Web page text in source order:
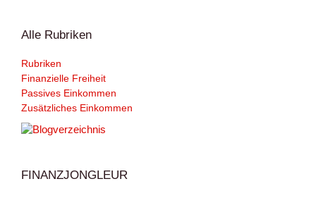
Alle Rubriken
Rubriken
Finanzielle Freiheit
Passives Einkommen
Zusätzliches Einkommen
FINANZJONGLEUR